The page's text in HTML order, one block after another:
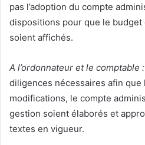
pas l’adoption du compte
dispositions pour que le
soient affichés.
A l’ordonnateur et le comptable :
diligences nécessaires afin
modifications, le compte
gestion soient élaborés et
textes en vigueur.